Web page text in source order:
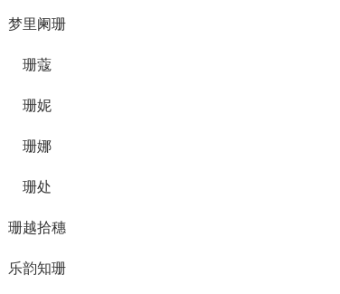
梦里阑珊
珊蔻
珊妮
珊娜
珊处
珊越拾穗
乐韵知珊